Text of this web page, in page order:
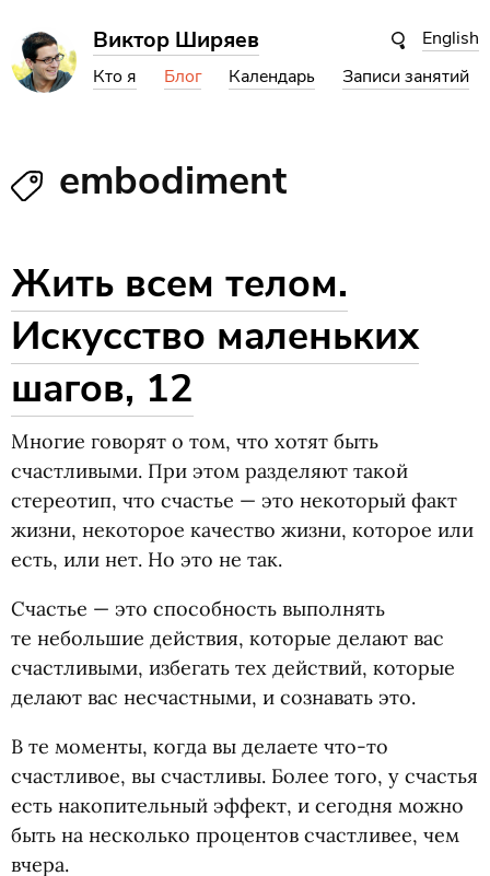
English
Виктор Ширяев
Кто я Блог Календарь Записи занятий
embodiment
Жить всем телом.
Искусство маленьких
шагов, 12
Многие говорят о том, что хотят быть
счастливыми. При этом разделяют такой
стереотип, что счастье — это некоторый факт
жизни, некоторое качество жизни, которое или
есть, или нет. Но это не так.
Счастье — это способность выполнять
те небольшие действия, которые делают вас
счастливыми, избегать тех действий, которые
делают вас несчастными, и сознавать это.
В те моменты, когда вы делаете что-то
счастливое, вы счастливы. Более того, у счастья
есть накопительный эффект, и сегодня можно
быть на несколько процентов счастливее, чем
вчера.